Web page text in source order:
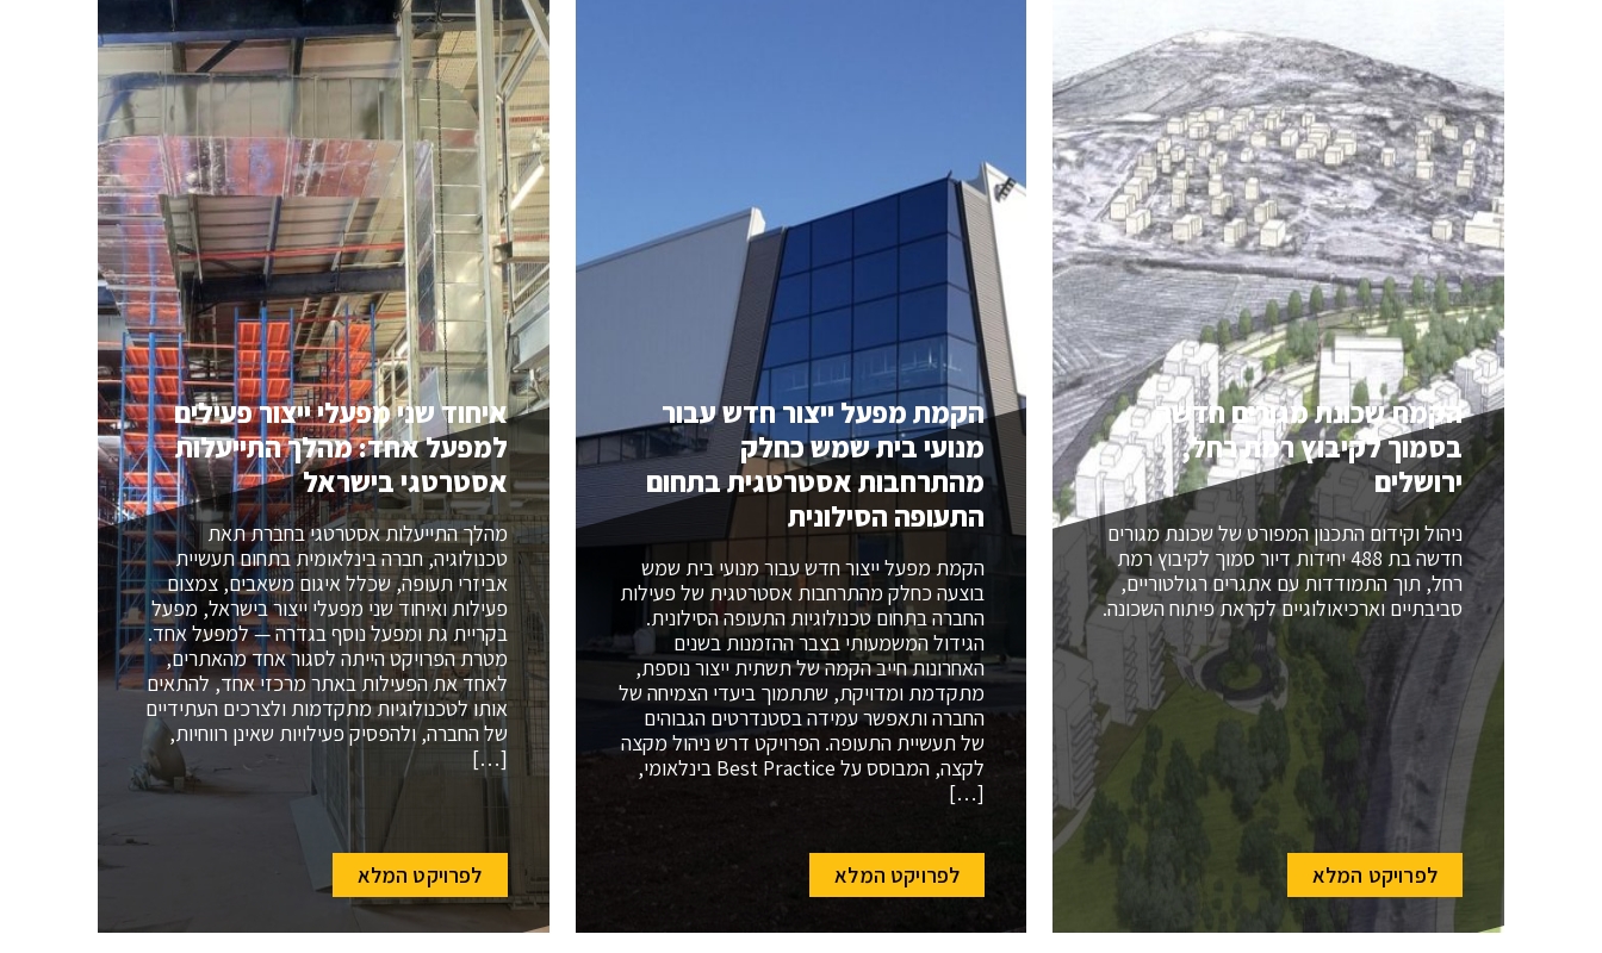
הקמת שכונת מגורים חדשה
בסמוך לקיבוץ רמת רחל,
ירושלים
ניהול וקידום התכנון המפורט של שכונת מגורים
חדשה בת 488 יחידות דיור סמוך לקיבוץ רמת
רחל, תוך התמודדות עם אתגרים רגולטוריים,
סביבתיים וארכיאולוגיים לקראת פיתוח השכונה.
לפרויקט המלא
הקמת מפעל ייצור חדש עבור
מנועי בית שמש כחלק
מהתרחבות אסטרטגית בתחום
התעופה הסילונית
הקמת מפעל ייצור חדש עבור מנועי בית שמש
בוצעה כחלק מהתרחבות אסטרטגית של פעילות
החברה בתחום טכנולוגיות התעופה הסילונית.
הגידול המשמעותי בצבר ההזמנות בשנים
האחרונות חייב הקמה של תשתית ייצור נוספת,
מתקדמת ומדויקת, שתתמוך ביעדי הצמיחה של
החברה ותאפשר עמידה בסטנדרטים הגבוהים
של תעשיית התעופה. הפרויקט דרש ניהול מקצה
לקצה, המבוסס על Best Practice בינלאומי,
[…]
לפרויקט המלא
איחוד שני מפעלי ייצור פעילים
למפעל אחד: מהלך התייעלות
אסטרטגי בישראל
מהלך התייעלות אסטרטגי בחברת תאת
טכנולוגיה, חברה בינלאומית בתחום תעשיית
אביזרי תעופה, שכלל איגום משאבים, צמצום
פעילות ואיחוד שני מפעלי ייצור בישראל, מפעל
בקריית גת ומפעל נוסף בגדרה — למפעל אחד.
מטרת הפרויקט הייתה לסגור אחד מהאתרים,
לאחד את הפעילות באתר מרכזי אחד, להתאים
אותו לטכנולוגיות מתקדמות ולצרכים העתידיים
של החברה, ולהפסיק פעילויות שאינן רווחיות,
[…]
לפרויקט המלא